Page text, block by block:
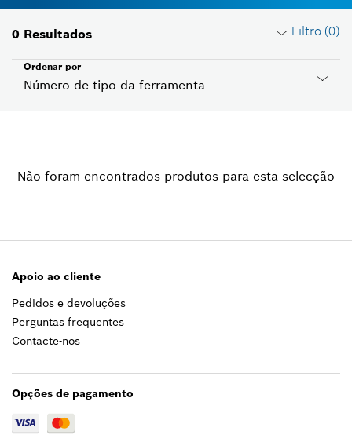
0 Resultados Filtro (0)
Número de tipo da ferramenta
Ordenar por
Grupo de produto
Selecione
Filtrar por país
Fechar filtros
Não foram encontrados produtos para esta selecção
Apoio ao cliente
Pedidos e devoluções
Perguntas frequentes
Contacte-nos
Opções de pagamento